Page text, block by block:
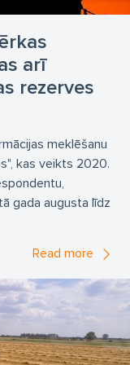
arī
rezerves
meklēšanu
kas veikts 2020.
gada augusta līdz
Read more